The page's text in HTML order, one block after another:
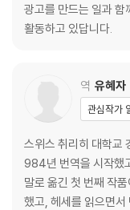
광고를 만드는 일과 함
활동하고 있답니다.
역 유혜자
관심작가
스위스 취리히 대학교
984년 번역을 시작했
말로 옮긴 첫 번째 작
했고, 헤세를 읽으면서 번역가의